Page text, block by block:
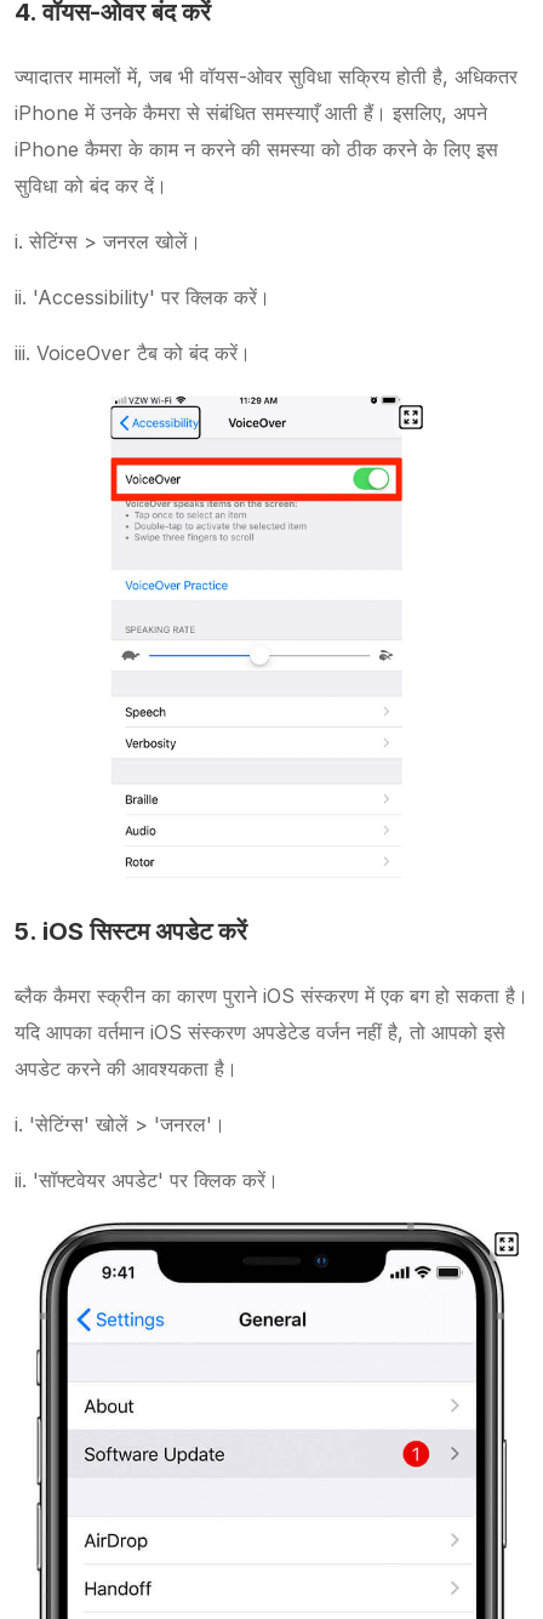
4. वॉयस-ओवर बंद करें
ज्यादातर मामलों में, जब भी वॉयस-ओवर सुविधा सक्रिय होती है, अधिकतर
iPhone में उनके कैमरा से संबंधित समस्याएँ आती हैं। इसलिए, अपने
iPhone कैमरा के काम न करने की समस्या को ठीक करने के लिए इस
सुविधा को बंद कर दें।
i. सेटिंग्स > जनरल खोलें।
ii. 'Accessibility' पर क्लिक करें।
iii. VoiceOver टैब को बंद करें।
5. iOS सिस्टम अपडेट करें
ब्लैक कैमरा स्क्रीन का कारण पुराने iOS संस्करण में एक बग हो सकता है।
यदि आपका वर्तमान iOS संस्करण अपडेटेड वर्जन नहीं है, तो आपको इसे
अपडेट करने की आवश्यकता है।
i. 'सेटिंग्स' खोलें > 'जनरल'।
ii. 'सॉफ्टवेयर अपडेट' पर क्लिक करें।